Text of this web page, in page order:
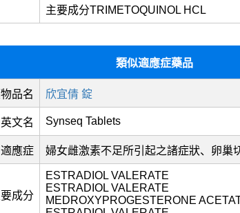
主要成分TRIMETOQUINOL HCL
類似適應症藥品
品名 欣宜倩 錠
英文名 Synseq Tablets
適應症 婦女雌激素不足所引起之諸症狀、卵巢
成分
ESTRADIOL VALERATE
ESTRADIOL VALERATE
MEDROXYPROGESTERONE